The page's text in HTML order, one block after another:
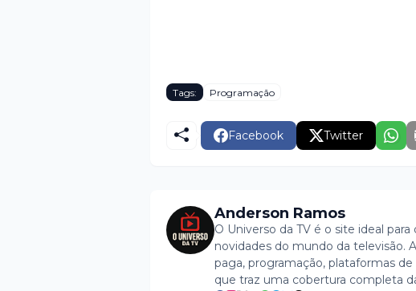
Tags: Programação
Facebook Twitter
Anderson Ramos
O Universo da TV é o site ideal
novidades do mundo da televisão.
paga, programação, plataformas
que traz uma cobertura completa